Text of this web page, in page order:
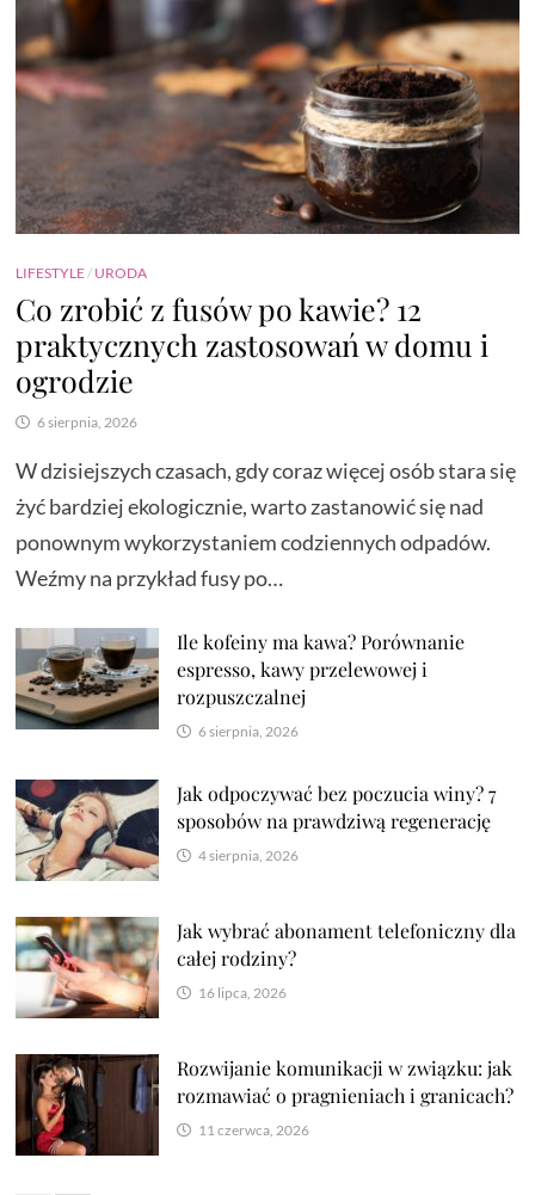
LIFESTYLE/ URODA
Co zrobić z fusów po kawie? 12
praktycznych zastosowań w domu i
ogrodzie
6 sierpnia, 2026
W dzisiejszych czasach, gdy coraz więcej osób stara się
żyć bardziej ekologicznie, warto zastanowić się nad
ponownym wykorzystaniem codziennych odpadów.
Weźmy na przykład fusy po…
Ile kofeiny ma kawa? Porównanie
espresso, kawy przelewowej i
rozpuszczalnej
6 sierpnia, 2026
Jak odpoczywać bez poczucia winy? 7
sposobów na prawdziwą regenerację
4 sierpnia, 2026
Jak wybrać abonament telefoniczny dla
całej rodziny?
16 lipca, 2026
Rozwijanie komunikacji w związku: jak
rozmawiać o pragnieniach i granicach?
11 czerwca, 2026